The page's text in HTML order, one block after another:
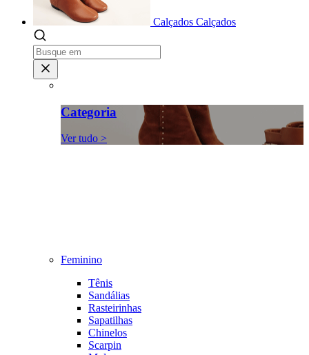
Calçados Calçados
Categoria
Ver tudo >
Feminino
Tênis
Sandálias
Rasteirinhas
Sapatilhas
Chinelos
Scarpin